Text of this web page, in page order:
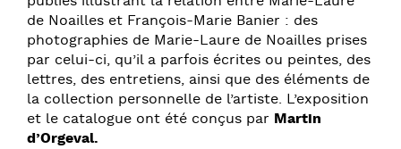
de Noailles et François-Marie Banier : des
photographies de Marie-Laure de Noailles prises
par celui-ci, qu’il a parfois écrites ou peintes, des
lettres, des entretiens, ainsi que des éléments de
la collection personnelle de l’artiste. L’exposition
et le catalogue ont été conçus par Martin
d’Orgeval.